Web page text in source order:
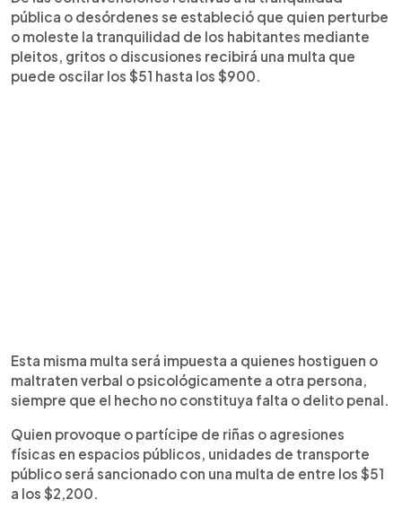
pública o desórdenes se estableció que quien perturbe
o moleste la tranquilidad de los habitantes mediante
pleitos, gritos o discusiones recibirá una multa que
puede oscilar los $51 hasta los $900.
Esta misma multa será impuesta a quienes hostiguen o
maltraten verbal o psicológicamente a otra persona,
siempre que el hecho no constituya falta o delito penal.
Quien provoque o partícipe de riñas o agresiones
físicas en espacios públicos, unidades de transporte
público será sancionado con una multa de entre los $51
a los $2,200.